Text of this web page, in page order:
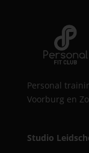
Personal
Voorburg en
Studio